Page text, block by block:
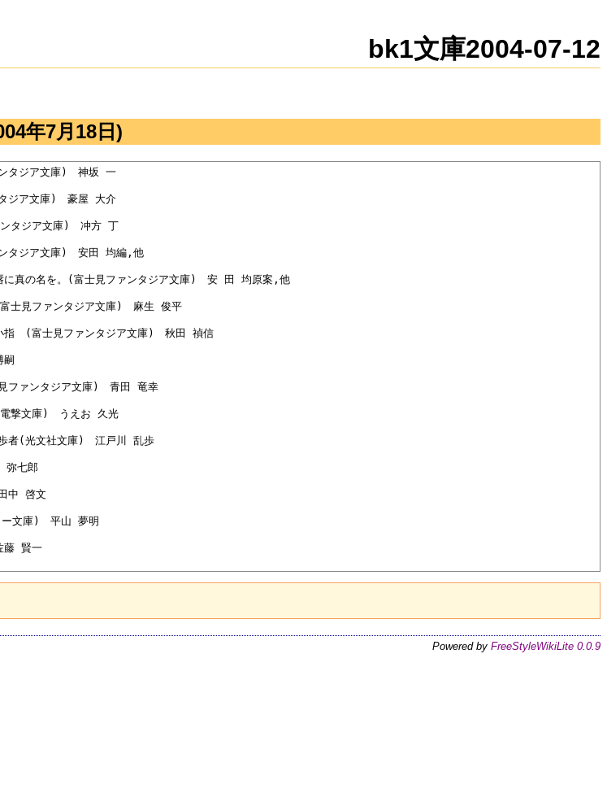
bk1文庫2004-07-12
年7月18日)
タジア文庫)　神坂 一
ジア文庫)　豪屋 大介
タジア文庫)　冲方 丁
タジア文庫)　安田 均編,他
真の名を。(富士見ファンタジア文庫)　安 田 均原案,他
見ファンタジア文庫)　麻生 俊平
　(富士見ファンタジア文庫)　秋田 禎信
ァンタジア文庫)　青田 竜幸
撃文庫)　うえお 久光
(光文社文庫)　江戸川 乱歩
七郎
中 啓文
文庫)　平山 夢明
藤 賢一
Powered by FreeStyleWikiLite 0.0.9